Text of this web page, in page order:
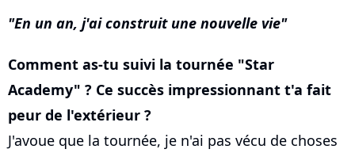
En un an, j'ai construit une nouvelle vie
Comment as-tu suivi la tournée "Star
Academy" ? Ce succès impressionnant t'a fait
peur de l'extérieur ?
J'avoue que la tournée, je n'ai pas vécu de choses